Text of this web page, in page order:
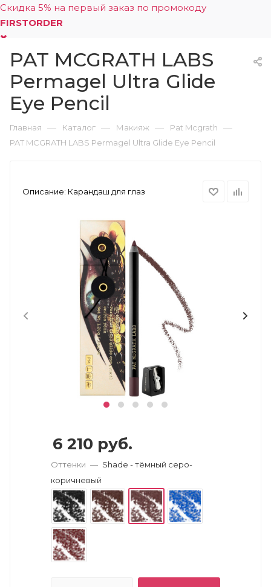
Скидка 5% на первый заказ по промокоду
FIRSTORDER
0
PAT MCGRATH LABS
Permagel Ultra Glide
Eye Pencil
Главная — Каталог — Макияж — Pat Mcgrath —
PAT MCGRATH LABS Permagel Ultra Glide Eye Pencil
Описание: Карандаш для глаз
6 210 руб.
Оттенки — Shade - тёмный серо-
коричневый